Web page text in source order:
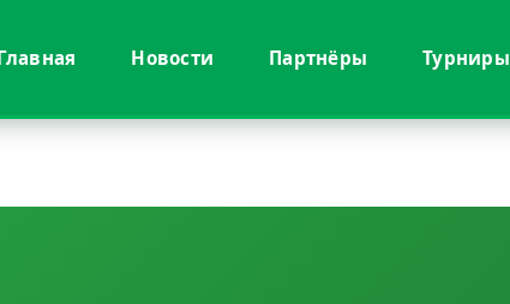
Новости Партнёры Турниры